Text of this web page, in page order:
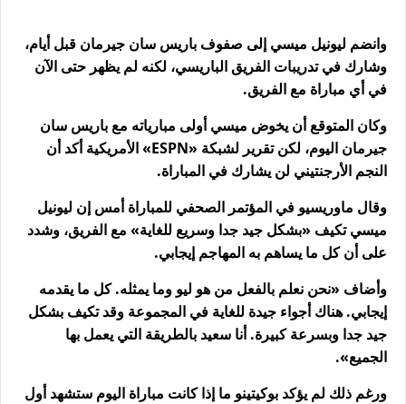
وانضم ليونيل ميسي إلى صفوف باريس سان جيرمان قبل أيام،
وشارك في تدريبات الفريق الباريسي، لكنه لم يظهر حتى الآن
في أي مباراة مع الفريق.
وكان المتوقع أن يخوض ميسي أولى مبارياته مع باريس سان
جيرمان اليوم، لكن تقرير لشبكة «ESPN» الأمريكية أكد أن
النجم الأرجنتيني لن يشارك في المباراة.
وقال ماوريسيو في المؤتمر الصحفي للمباراة أمس إن ليونيل
ميسي تكيف «بشكل جيد جدا وسريع للغاية» مع الفريق، وشدد
على أن كل ما يساهم به المهاجم إيجابي.
وأضاف «نحن نعلم بالفعل من هو ليو وما يمثله. كل ما يقدمه
إيجابي. هناك أجواء جيدة للغاية في المجموعة وقد تكيف بشكل
جيد جدا وبسرعة كبيرة. أنا سعيد بالطريقة التي يعمل بها
الجميع».
ورغم ذلك لم يؤكد بوكيتينو ما إذا كانت مباراة اليوم ستشهد أول